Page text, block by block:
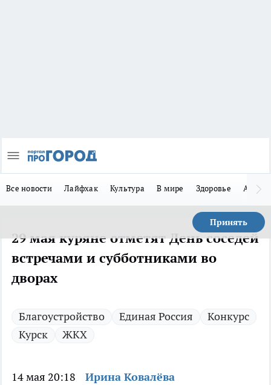
Все новости Лайфхак Культура В мире Здоровье Авто
Принять
29 мая куряне отметят День соседей
встречами и субботниками во
дворах
Благоустройство Единая Россия
Конкурс
Курск
ЖКХ
14 мая 20:18 Ирина Ковалёва